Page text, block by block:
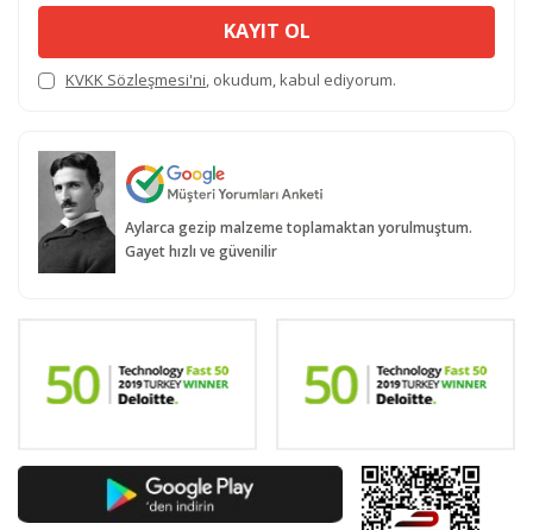
KAYIT OL
KVKK Sözleşmesi'ni , okudum, kabul ediyorum.
Aylarca gezip malzeme toplamaktan yorulmuştum.
Gayet hızlı ve güvenilir